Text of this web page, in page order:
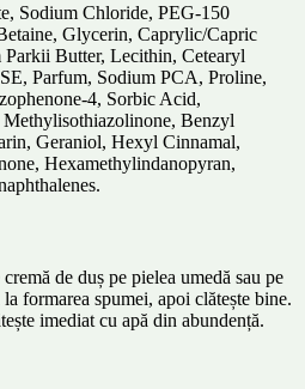
Sodium Chloride, PEG-150
Glycerin, Caprylic/Capric
Butter, Lecithin, Cetearyl
Parfum, Sodium PCA, Proline,
4, Sorbic Acid,
Benzyl
Geraniol, Hexyl Cinnamal,
Hexamethylindanopyran,
de duș pe pielea umedă sau pe
formarea spumei, apoi clătește bine.
imediat cu apă din abundență.